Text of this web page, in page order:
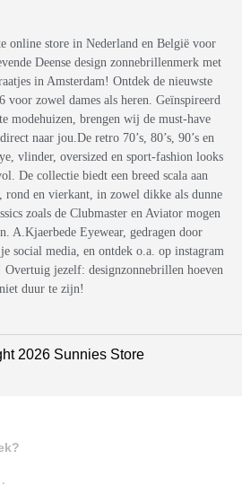
online store in Nederland en België voor
Deense design zonnebrillenmerk met
in Amsterdam! Ontdek de nieuwste
voor zowel dames als heren. Geïnspireerd
modehuizen, brengen wij de must-have
naar jou.De retro 70’s, 80’s, 90’s en
vlinder, oversized en sport-fashion looks
De collectie biedt een breed scala aan
rond en vierkant, in zowel dikke als dunne
zoals de Clubmaster en Aviator mogen
A.Kjaerbede Eyewear, gedragen door
social media, en ontdek o.a. op instagram
jezelf: designzonnebrillen hoeven
niet duur te zijn!
2026 Sunnies Store